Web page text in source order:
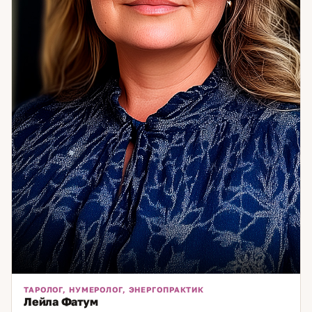
ТАРОЛОГ, НУМЕРОЛОГ, ЭНЕРГОПРАКТИК
Лейла Фатум